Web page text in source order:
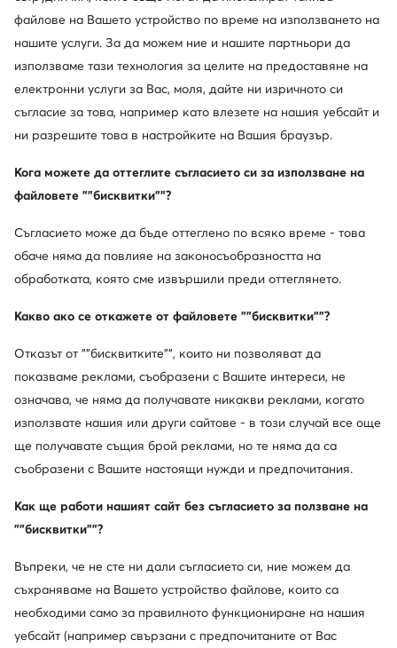
Converse
Кецове · All Star · Бял
Converse
Converse
Кецове · All Star · Тъмносин
AI
weCare
Kappa
Редовна цена39,88 €-47%
Най-ниска цена39,88 €-47%
файлове на Вашето устройство по време на използването на
нашите услуги. За да можем ние и нашите партньори да
използваме тази технология за целите на предоставяне на
електронни услуги за Вас, моля, дайте ни изричното си
съгласие за това, например като влезете на нашия уебсайт и
ни разрешите това в настройките на Вашия браузър.
Кога можете да оттеглите съгласието си за използване на
файловете ""бисквитки""?
Съгласието може да бъде оттеглено по всяко време - това
обаче няма да повлияе на законосъобразността на
обработката, която сме извършили преди оттеглянето.
Какво ако се откажете от файловете ""бисквитки""?
Отказът от ""бисквитките"", които ни позволяват да
показваме реклами, съобразени с Вашите интереси, не
означава, че няма да получавате никакви реклами, когато
използвате нашия или други сайтове - в този случай все още
ще получавате същия брой реклами, но те няма да са
съобразени с Вашите настоящи нужди и предпочитания.
Как ще работи нашият сайт без съгласието за ползване на
""бисквитки""?
Въпреки, че не сте ни дали съгласието си, ние можем да
съхраняваме на Вашето устройство файлове, които са
необходими само за правилното функциониране на нашия
уебсайт (например свързани с предпочитаните от Вас